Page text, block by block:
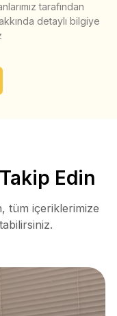
tarafından
detaylı bilgiye
Edin
tüm içeriklerimize